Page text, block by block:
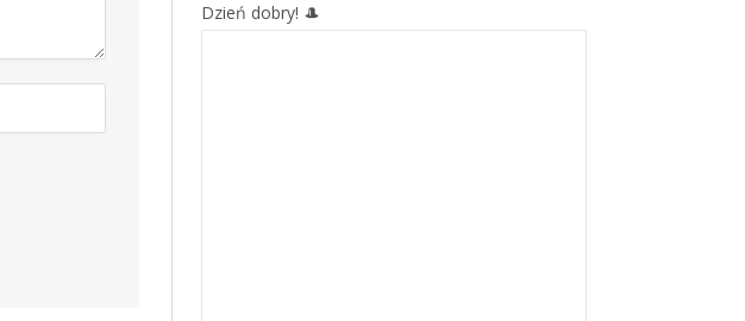
Dzień dobry! 🎩